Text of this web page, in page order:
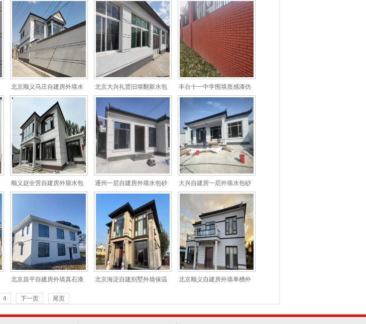
包砂装饰 仿石漆高端定制 水包砂装饰
北京顺义马庄自建房外墙水
包砂装饰案例
北京大兴礼贤旧墙翻新水包 丰台十一中学围墙质感漆仿
砖分格施工案例
顺义赵全营自建房外墙水包 通州一层自建房外墙水包砂 大兴自建房一层外墙水包砂
北京昌平自建房外墙真石漆
装饰案例
北京海淀自建别墅外墙保温 北京顺义自建房外墙单槽外
4 下一页 尾页